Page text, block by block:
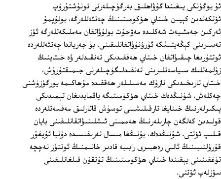
ئۇ بۈگۈنكى يىغىندا گۇۋاھلىق بەرگۈچىلەرنى تونۇشتۇرۇپ
ئۆتكەندىن كېيىن خىتاي ھۆكۈمىتىنىڭ چەتئەللەرگە، بولۇپمۇ
ئەركىن جەمئىيەت شەكلىدە مەۋجۇت بولۇۋاتقان مەملىكەتلەرگە ئۆز
تەسىرىنى كېڭەيتىشكە ئۇرۇنۇۋاتقانلىقىنى، بۇ جەرياندا چەتئەللەردە
ئوتتۇرىغا چىقىۋاتقان خىتاي ھەققىدىكى تەنقىدلەر ۋە خىتاينىڭ
زۇلمەتلىك سىياسەتلىرىنى تەنقىدلىگۈچىلەرنى جىمىقتۇرۇش،
خىتاي تارىخىدىكى نازۇك مەسىلىلەر ھەققىدە مۇھاكىمە يۈرگۈزۈشنى
چەكلەش، شۇنىڭدەك خىتاي ھۆكۈمىتىگە ياقمايدىغان تېمىدىكى
پىكىرلەرنىڭ خىتايغا تارقىلىشىنى توسۇش قاتارلىق مەقسەتلەردە
قولىدىن كەلگەن چارىلەرنىڭ ھەممىنى ئىشلىتىۋاتقانلىقىنى بايان
قىلىپ ئۆتتى. شۇنىڭدەك، بۇنىڭغا مىسال تەرىقىسىدە دۇنيا ئۇيغۇر
قۇرۇلتىيىنىڭ ئالىي رەھبىرى رابىيە قادىر خانىمنىڭ ئوتتۇز نەچچە
تۇغقىنىنى يېقىندا خىتاي ھۆكۈمىتىنىڭ تۇتقۇن قىلغانلىقىنى
سۆزلەپ ئۆتتى.